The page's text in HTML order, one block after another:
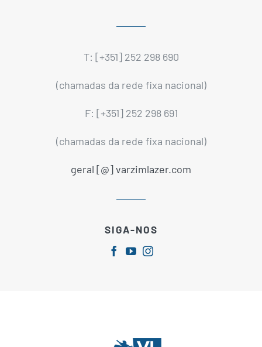
T: [+351] 252 298 690
(chamadas da rede fixa nacional)
F: [+351] 252 298 691
(chamadas da rede fixa nacional)
geral [@] varzimlazer.com
SIGA-NOS